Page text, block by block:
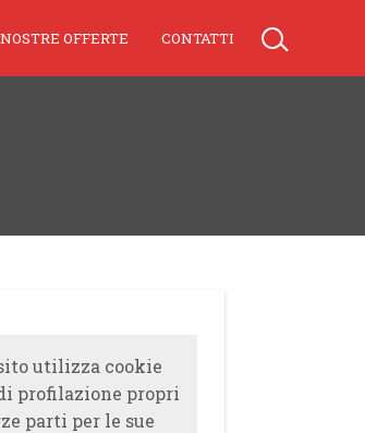
OFFERTE CONTATTI
utilizza cookie
profilazione propri
parti per le sue